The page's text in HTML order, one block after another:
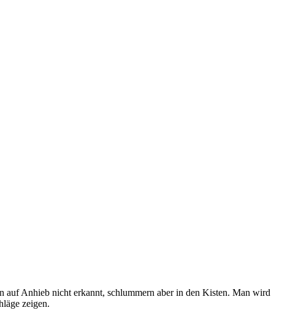
auf Anhieb nicht erkannt, schlummern aber in den Kisten. Man wird
zeigen.